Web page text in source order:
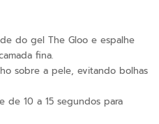
do gel The Gloo e espalhe
fina.
sobre a pele, evitando bolhas
de 10 a 15 segundos para